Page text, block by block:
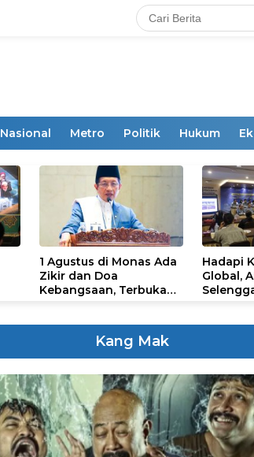
Nasional Metro Politik Hukum
1 Agustus di Monas Ada
Zikir dan Doa
Kebangsaan, Terbuka
Hadapi
Global,
Kang Mak